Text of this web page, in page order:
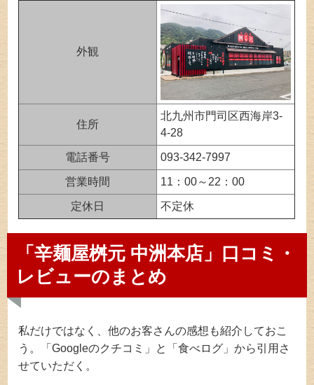
外観
住所
北九州市門司区西海岸3-
4-28
電話番号 093-342-7997
営業時間 11：00～22：00
定休日 不定休
「辛麺屋桝元 中洲本店」口コミ・
レビューのまとめ
私だけではなく、他のお客さんの感想も紹介しておこ
う。「Googleのクチコミ」と「食べログ」から引用さ
せていただく。